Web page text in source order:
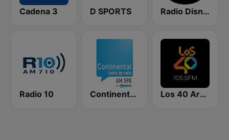
Cadena 3 D SPORTS Radio Disney Latinoamérica
Radio 10 Continental 590 AM Los 40 Argentina